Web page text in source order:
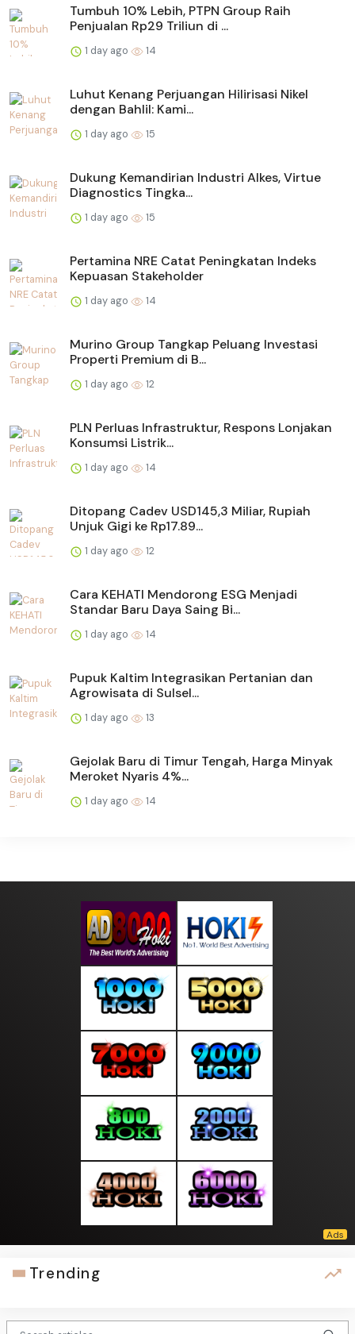
Tumbuh 10% Lebih, PTPN Group Raih
Penjualan Rp29 Triliun di ...
1 day ago 14
Luhut Kenang Perjuangan Hilirisasi Nikel
dengan Bahlil: Kami...
1 day ago 15
Dukung Kemandirian Industri Alkes, Virtue
Diagnostics Tingka...
1 day ago 15
Pertamina NRE Catat Peningkatan Indeks
Kepuasan Stakeholder
1 day ago 14
Murino Group Tangkap Peluang Investasi
Properti Premium di B...
1 day ago 12
PLN Perluas Infrastruktur, Respons Lonjakan
Konsumsi Listrik...
1 day ago 14
Ditopang Cadev USD145,3 Miliar, Rupiah
Unjuk Gigi ke Rp17.89...
1 day ago 12
Cara KEHATI Mendorong ESG Menjadi
Standar Baru Daya Saing Bi...
1 day ago 14
Pupuk Kaltim Integrasikan Pertanian dan
Agrowisata di Sulsel...
1 day ago 13
Gejolak Baru di Timur Tengah, Harga Minyak
Meroket Nyaris 4%...
1 day ago 14
Trending